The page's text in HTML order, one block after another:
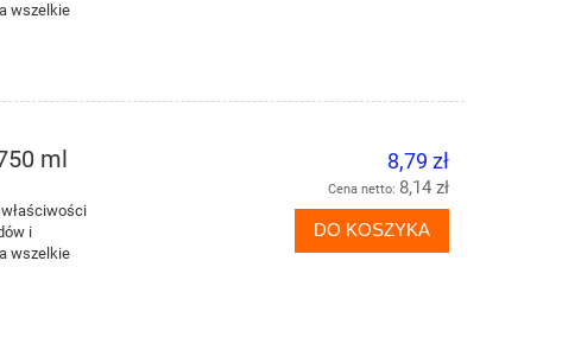
wszelkie
ml
i
wszelkie
8,79 zł
Cena netto: 8,14 zł
DO KOSZYKA